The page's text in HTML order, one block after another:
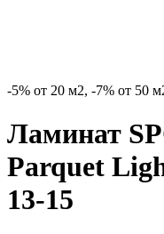
-5% от 20 м2, -7% от 50
Ламинат
Parquet
13-15